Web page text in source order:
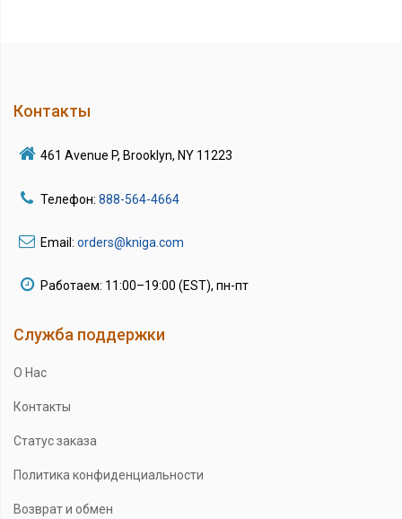
Контакты
461 Avenue P, Brooklyn, NY 11223
Телефон: 888-564-4664
Email: orders@kniga.com
Работаем: 11:00–19:00 (EST), пн-пт
Служба поддержки
О Нас
Контакты
Статус заказа
Политика конфиденциальности
Возврат и обмен